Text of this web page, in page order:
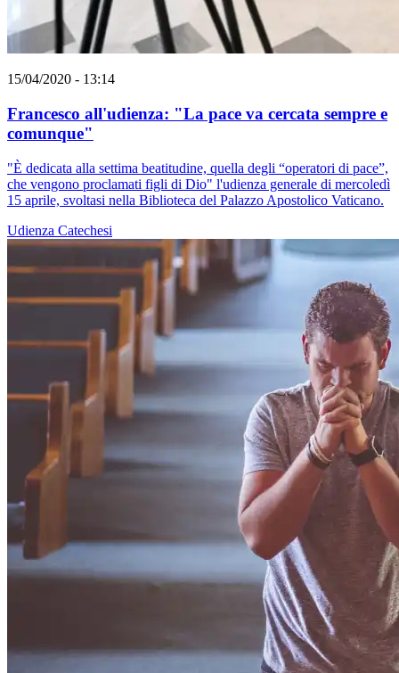
15/04/2020 - 13:14
Francesco all'udienza: "La pace va cercata sempre e
comunque"
"È dedicata alla settima beatitudine, quella degli “operatori di pace”,
che vengono proclamati figli di Dio" l'udienza generale di mercoledì
15 aprile, svoltasi nella Biblioteca del Palazzo Apostolico Vaticano.
Udienza Catechesi